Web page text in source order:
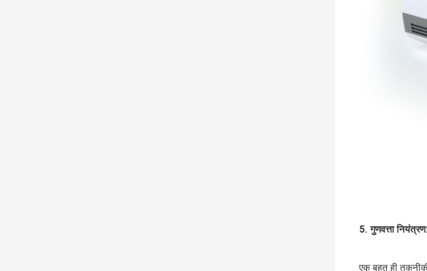
5. गुणवत्ता नियंत्रण:
एक बहुत ही